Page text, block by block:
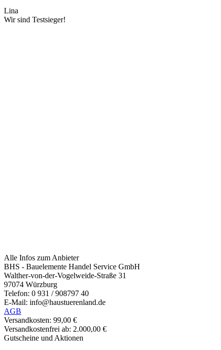
Lina
Wir sind Testsieger!
Alle Infos zum Anbieter
BHS - Bauelemente Handel Service GmbH
Walther-von-der-Vogelweide-Straße 31
97074 Würzburg
Telefon: 0 931 / 908797 40
E-Mail: info@haustuerenland.de
AGB
Versandkosten: 99,00 €
Versandkostenfrei ab: 2.000,00 €
Gutscheine und Aktionen